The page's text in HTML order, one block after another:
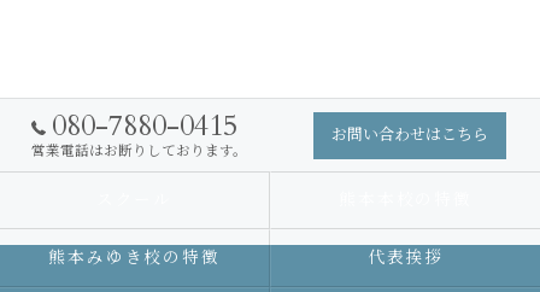
080-7880-0415
営業電話はお断りしております。
お問い合わせはこちら
熊本みゆき校の特徴 代表挨拶